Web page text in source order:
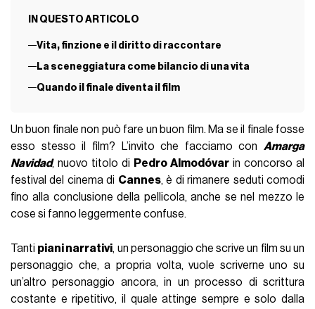
IN QUESTO ARTICOLO
Vita, finzione e il diritto di raccontare
La sceneggiatura come bilancio di una vita
Quando il finale diventa il film
Un buon finale non può fare un buon film. Ma se il finale fosse
esso stesso il film? L’invito che facciamo con Amarga
Navidad, nuovo titolo di Pedro Almodóvar in concorso al
festival del cinema di Cannes, è di rimanere seduti comodi
fino alla conclusione della pellicola, anche se nel mezzo le
cose si fanno leggermente confuse.
Tanti piani narrativi, un personaggio che scrive un film su un
personaggio che, a propria volta, vuole scriverne uno su
un’altro personaggio ancora, in un processo di scrittura
costante e ripetitivo, il quale attinge sempre e solo dalla